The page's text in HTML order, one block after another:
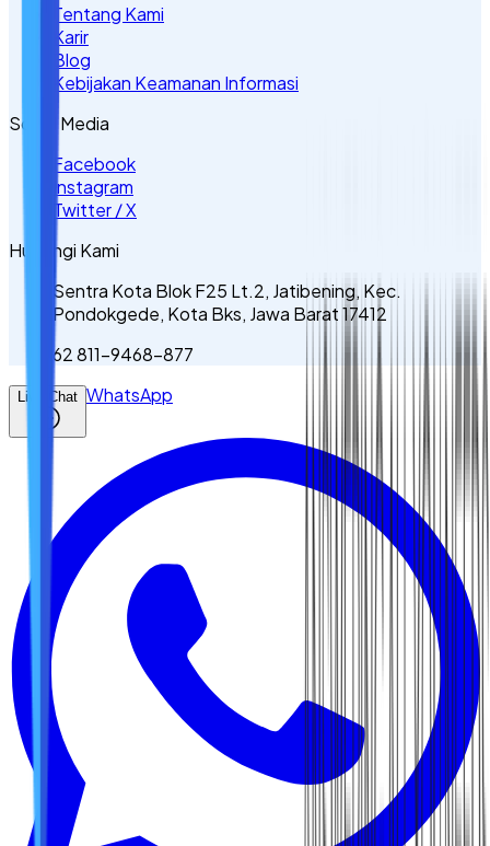
Tentang Kami
Karir
Blog
Kebijakan Keamanan Informasi
Sosial Media
Facebook
Instagram
Twitter / X
Hubungi Kami
Sentra Kota Blok F25 Lt.2, Jatibening, Kec.
Pondokgede, Kota Bks, Jawa Barat 17412
62 811-9468-877
Live Chat WhatsApp